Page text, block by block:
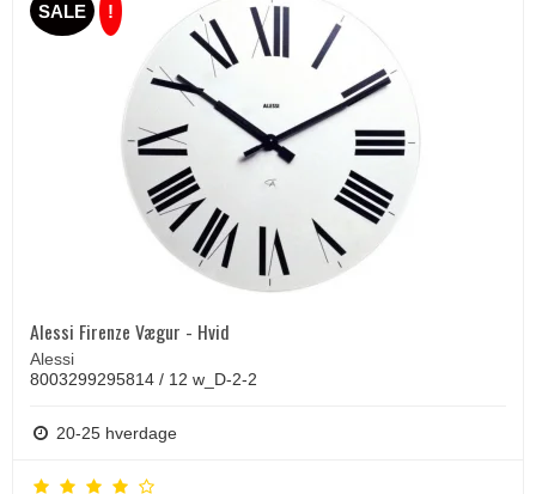
SALE !
Alessi Firenze Vægur - Hvid
Alessi
8003299295814 / 12 w_D-2-2
20-25 hverdage